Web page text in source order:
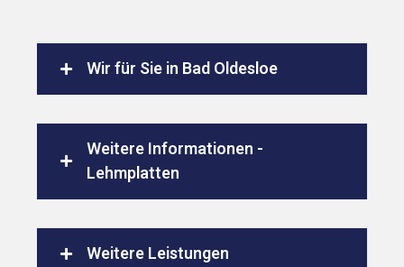
Wir für Sie in Bad Oldesloe
Weitere Informationen -
Lehmplatten
Weitere Leistungen